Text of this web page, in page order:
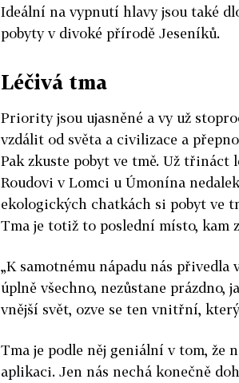
Ideální na vypnutí hlavy jsou také
pobyty v divoké přírodě Jeseníků.
Léčivá tma
Priority jsou ujasněné a vy už
vzdálit od světa a civilizace a
Pak zkuste pobyt ve tmě. Už třináct
Roudovi v Lomci u Úmonína
ekologických chatkách si pobyt ve
Tma je totiž to poslední místo, kam
„K samotnému nápadu nás přivedla
úplně všechno, nezůstane prázdno,
vnější svět, ozve se ten vnitřní,
Tma je podle něj geniální v tom, že
aplikaci. Jen nás nechá konečně